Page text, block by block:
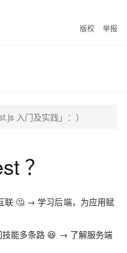
版权 举报
入门及实践」：）
？
联 🤔 → 学习后端，为应用赋
技能多条路 😆 → 了解服务端